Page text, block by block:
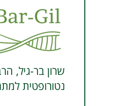
נטורופטית